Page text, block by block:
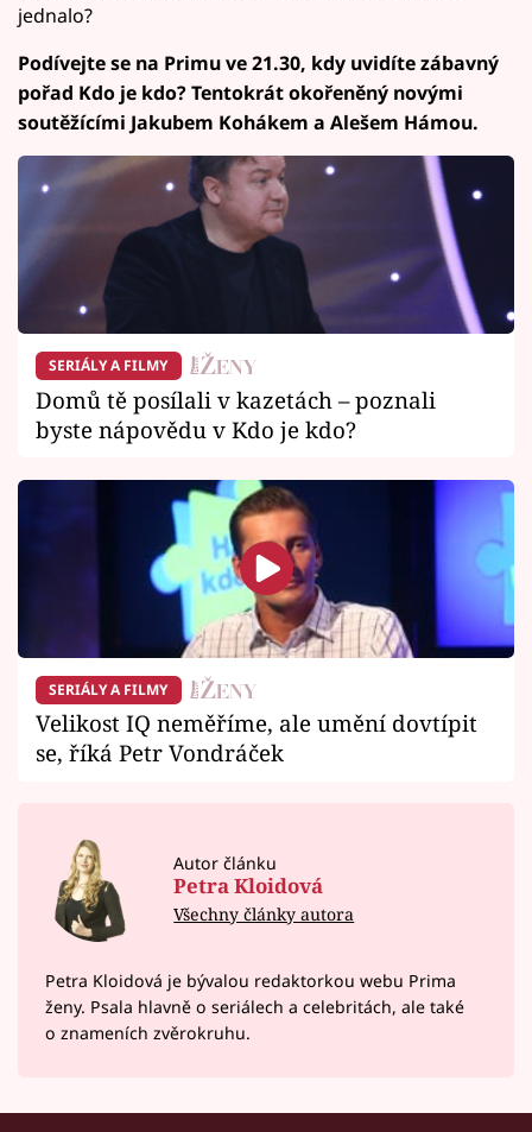
jednalo?
Podívejte se na Primu ve 21.30, kdy uvidíte zábavný
pořad Kdo je kdo? Tentokrát okořeněný novými
soutěžícími Jakubem Kohákem a Alešem Hámou.
SERIÁLY A FILMY
Domů tě posílali v kazetách – poznali
byste nápovědu v Kdo je kdo?
SERIÁLY A FILMY
Velikost IQ neměříme, ale umění dovtípit
se, říká Petr Vondráček
Autor článku
Petra Kloidová
Všechny články autora
Petra Kloidová je bývalou redaktorkou webu Prima
ženy. Psala hlavně o seriálech a celebritách, ale také
o znameních zvěrokruhu.